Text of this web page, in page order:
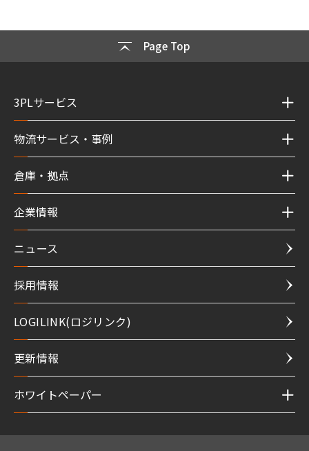
Page Top
3PLサービス
物流サービス・事例
倉庫・拠点
企業情報
ニュース
採用情報
LOGILINK(ロジリンク)
更新情報
ホワイトペーパー